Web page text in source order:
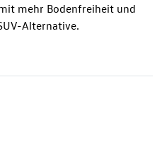
mehr Bodenfreiheit und
Alternative.